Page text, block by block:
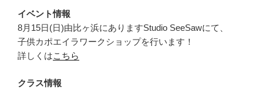
イベント情報
8月15日(日)由比ヶ浜にありますStudio SeeSawにて、
子供カポエイラワークショップを行います！
詳しくはこちら
クラス情報